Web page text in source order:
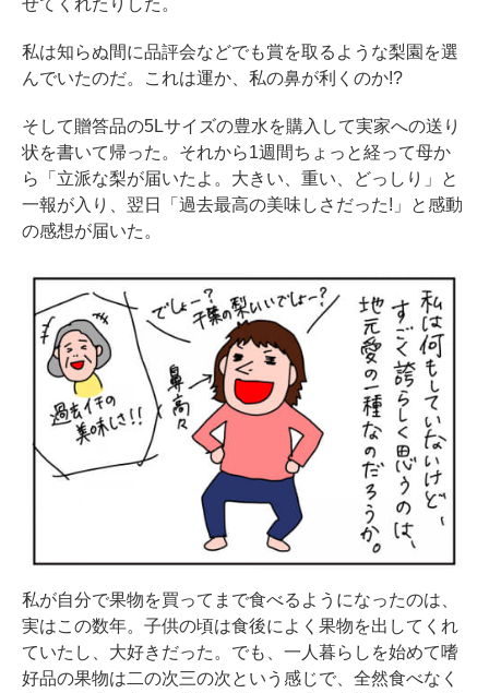
せてくれたりした。
私は知らぬ間に品評会などでも賞を取るような梨園を選
んでいたのだ。これは運か、私の鼻が利くのか!?
そして贈答品の5Lサイズの豊水を購入して実家への送り
状を書いて帰った。それから1週間ちょっと経って母か
ら「立派な梨が届いたよ。大きい、重い、どっしり」と
一報が入り、翌日「過去最高の美味しさだった!」と感動
の感想が届いた。
私が自分で果物を買ってまで食べるようになったのは、
実はこの数年。子供の頃は食後によく果物を出してくれ
ていたし、大好きだった。でも、一人暮らしを始めて嗜
好品の果物は二の次三の次という感じで、全然食べなく